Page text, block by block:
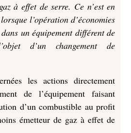
à effet de serre. Ce n’est en
l’opération d’économies
dans un équipement différent de
d’un changement de
les actions directement
de l’équipement faisant
d’un combustible au profit
émetteur de gaz à effet de